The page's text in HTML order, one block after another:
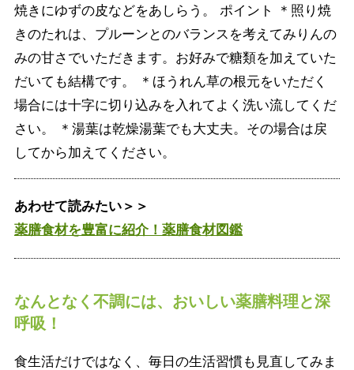
焼きにゆずの皮などをあしらう。 ポイント ＊照り焼
きのたれは、プルーンとのバランスを考えてみりんの
みの甘さでいただきます。お好みで糖類を加えていた
だいても結構です。 ＊ほうれん草の根元をいただく
場合には十字に切り込みを入れてよく洗い流してくだ
さい。 ＊湯葉は乾燥湯葉でも大丈夫。その場合は戻
してから加えてください。
あわせて読みたい＞＞
薬膳食材を豊富に紹介！薬膳食材図鑑
なんとなく不調には、おいしい薬膳料理と深
呼吸！
食生活だけではなく、毎日の生活習慣も見直してみま